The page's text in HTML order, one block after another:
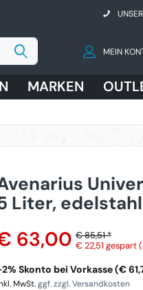
MEIN
MARKEN
Liter,
63,00 € 85,51 *
€ 22,51 gespart
Skonto bei Vorkasse (€
MwSt.ggf. zzgl. Versandkosten